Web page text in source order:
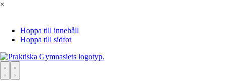
×
Hoppa till innehåll
Hoppa till sidfot